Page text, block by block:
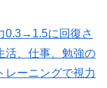
0.3→1.5に回復さ
活、仕事、勉強の
レーニングで視力